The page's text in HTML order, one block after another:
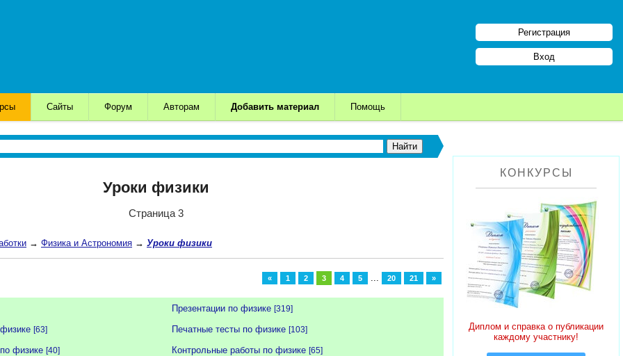
Регистрация
Вход
Сайты Форум Авторам Добавить материал Помощь
Уроки физики
Страница 3
→ Физика и Астрономия → Уроки физики
« 1 2 3 4 5 ... 20 21 »
Презентации по физике [319]
[63] Печатные тесты по физике [103]
физике [40] Контрольные работы по физике [65]
КОНКУРСЫ
Диплом и справка о публикации
каждому участнику!